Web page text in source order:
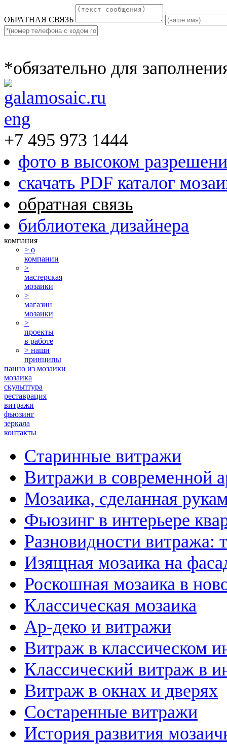
ОБРАТНАЯ СВЯЗЬ
*обязательно для
eng
+7 495 973 1444
фото в высоком
скачать PDF каталог
обратная связь
библиотека дизайнера
компания
> о
компании
>
мастерская
мозаики
>
магазин
мозаики
>
проекты
в работе
> наши
принципы
панно из мозаики
мозаика
скульптура
реставрация
витражи
фьюзинг
зеркала
контакты
Старинные витражи
Витражи в современной
Мозаика, сделанная
Фьюзинг в интерьере
Разновидности витража:
Изящная мозаика на
Роскошная мозаика в
Классическая мозаика
Ар-деко и витражи
Витраж в классическом
Классический витраж в
Витраж в окнах и дверях
Состаренные витражи
История развития